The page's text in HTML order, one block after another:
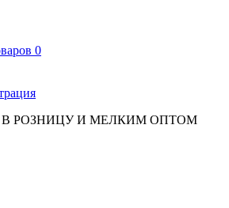
0
РОЗНИЦУ И МЕЛКИМ ОПТОМ